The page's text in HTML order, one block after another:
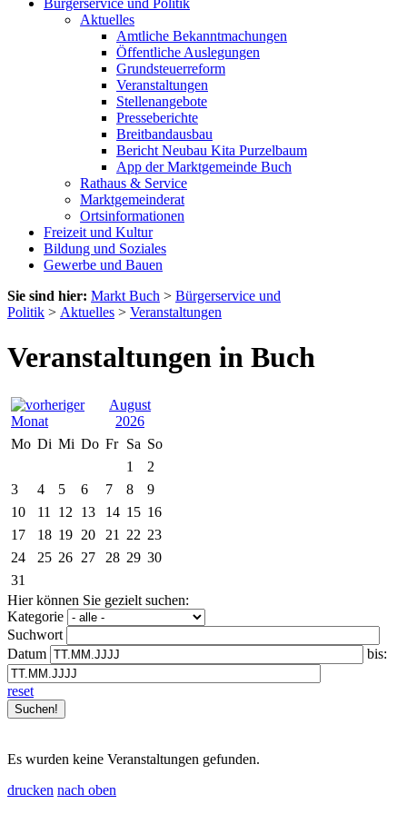
Bürgerservice und Politik
Aktuelles
Amtliche Bekanntmachungen
Öffentliche Auslegungen
Grundsteuerreform
Veranstaltungen
Stellenangebote
Presseberichte
Breitbandausbau
Bericht Neubau Kita Purzelbaum
App der Marktgemeinde Buch
Rathaus & Service
Marktgemeinderat
Ortsinformationen
Freizeit und Kultur
Bildung und Soziales
Gewerbe und Bauen
Sie sind hier: Markt Buch > Bürgerservice und
Politik > Aktuelles > Veranstaltungen
Veranstaltungen in Buch
August
2026
Mo Di Mi Do Fr Sa So
1
2
3
4 5 6 7 8
9
10
11 12 13 14 15 16
17
18 19 20 21 22 23
24
25 26 27 28 29 30
31
Hier können Sie gezielt suchen:
Kategorie
Suchwort
Datum
bis:
reset
Es wurden keine Veranstaltungen gefunden.
drucken nach oben